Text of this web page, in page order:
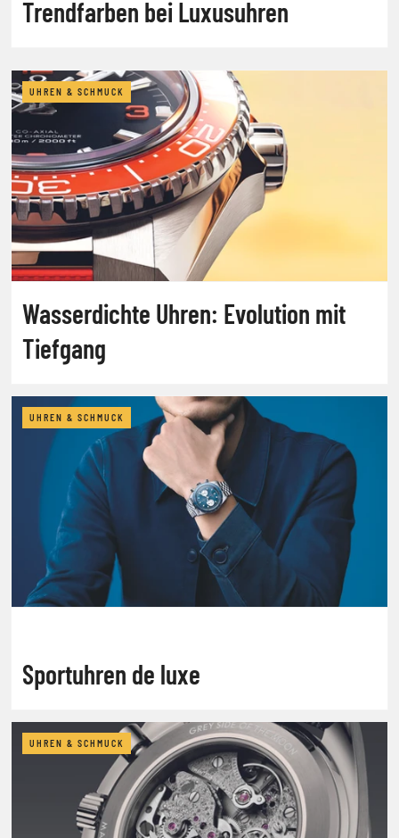
Trendfarben bei Luxusuhren
UHREN & SCHMUCK
Wasserdichte Uhren: Evolution mit
Tiefgang
UHREN & SCHMUCK
Sportuhren de luxe
UHREN & SCHMUCK